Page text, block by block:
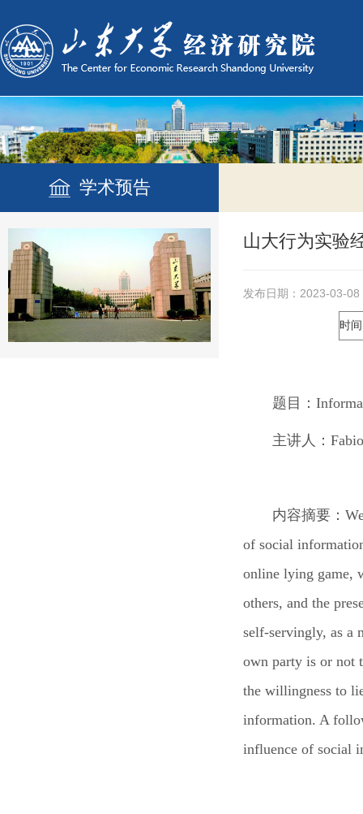
学术预告
山大行为实验
发布日期：2023-03-08
时间
题目：
主讲人：
内容摘要：
of social
online lying game,
others, and the
self-servingly, as a
own party is or not
the willingness to
information. A
influence of social